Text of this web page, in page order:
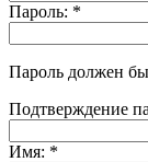
Пароль: *
Пароль должен
Подтверждение
Имя: *